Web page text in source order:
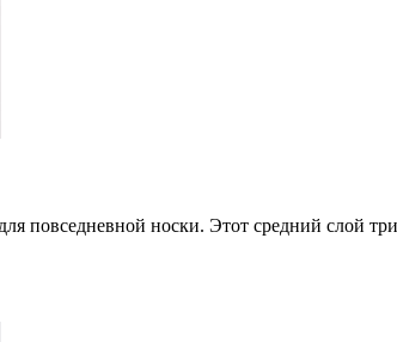
повседневной носки. Этот средний слой